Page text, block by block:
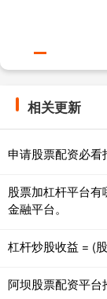
相关更新
申请股票配资必看
股票加杠杆平台
金融平台。
杠杆炒股收益 = (
阿坝股票配资平